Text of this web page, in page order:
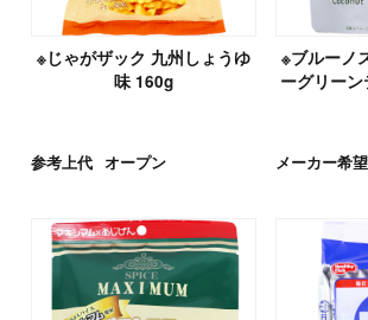
※じゃがザック 九州しょうゆ
味 160g
参考上代 オープン
※ブルーノ
ーグリー
メーカー希